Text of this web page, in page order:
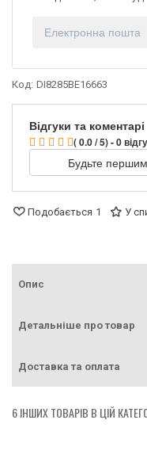
Код: DI8285BE16663
Відгуки та коментарі
( 0.0 / 5) - 0
Будьте
Подобається 1 У
Опис
Детальніше про товар
Доставка та оплата
6 ІНШИХ ТОВАРІВ В ЦІЙ